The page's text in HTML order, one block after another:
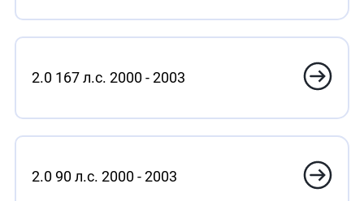
2.0 167 л.с. 2000 - 2003
2.0 90 л.с. 2000 - 2003